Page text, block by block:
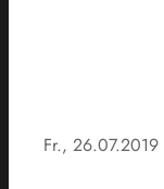
Fr., 26.07.2019